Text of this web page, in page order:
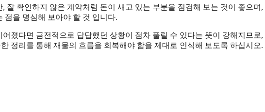
잘 확인하지 않은 계약처럼 돈이 새고 있는 부분을 점검해 보는 것이 좋으며,
점을 명심해 보아야 할 것 입니다.
졌다면 금전적으로 답답했던 상황이 점차 풀릴 수 있다는 뜻이 강해지므로,
정리를 통해 재물의 흐름을 회복해야 함을 제대로 인식해 보도록 하십시오.